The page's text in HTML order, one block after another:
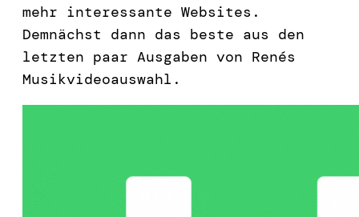
mehr interessante Websites.
Demnächst dann das beste aus den
letzten paar Ausgaben von Renés
Musikvideoauswahl.